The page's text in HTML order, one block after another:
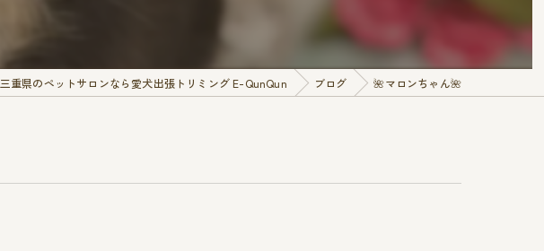
三重県のペットサロンなら愛犬出張トリミング E-QunQun ブログ 🌺マロンちゃん🌺